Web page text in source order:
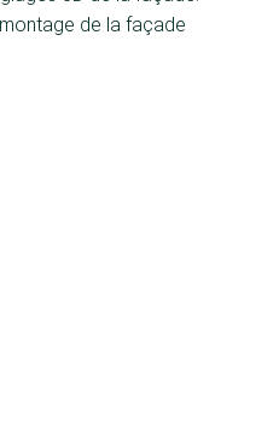
de la façade